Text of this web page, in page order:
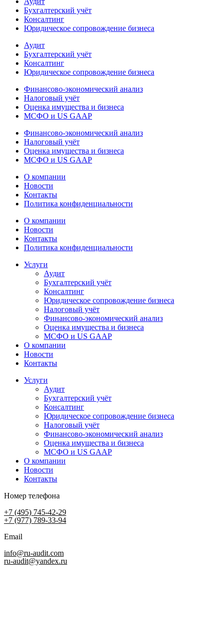
Бухгалтерский учёт
Консалтинг
Юридическое сопровождение бизнеса
Аудит
Бухгалтерский учёт
Консалтинг
Юридическое сопровождение бизнеса
Финансово-экономический анализ
Налоговый учёт
Оценка имущества и бизнеса
МСФО и US GAAP
Финансово-экономический анализ
Налоговый учёт
Оценка имущества и бизнеса
МСФО и US GAAP
О компании
Новости
Контакты
Политика конфиденциальности
О компании
Новости
Контакты
Политика конфиденциальности
Услуги
Аудит
Бухгалтерский учёт
Консалтинг
Юридическое сопровождение бизнеса
Налоговый учёт
Финансово-экономический анализ
Оценка имущества и бизнеса
МСФО и US GAAP
О компании
Новости
Контакты
Услуги
Аудит
Бухгалтерский учёт
Консалтинг
Юридическое сопровождение бизнеса
Налоговый учёт
Финансово-экономический анализ
Оценка имущества и бизнеса
МСФО и US GAAP
О компании
Новости
Контакты
Номер телефона
+7 (495) 745-42-29
+7 (977) 789-33-94
Email
info@ru-audit.com
ru-audit@yandex.ru